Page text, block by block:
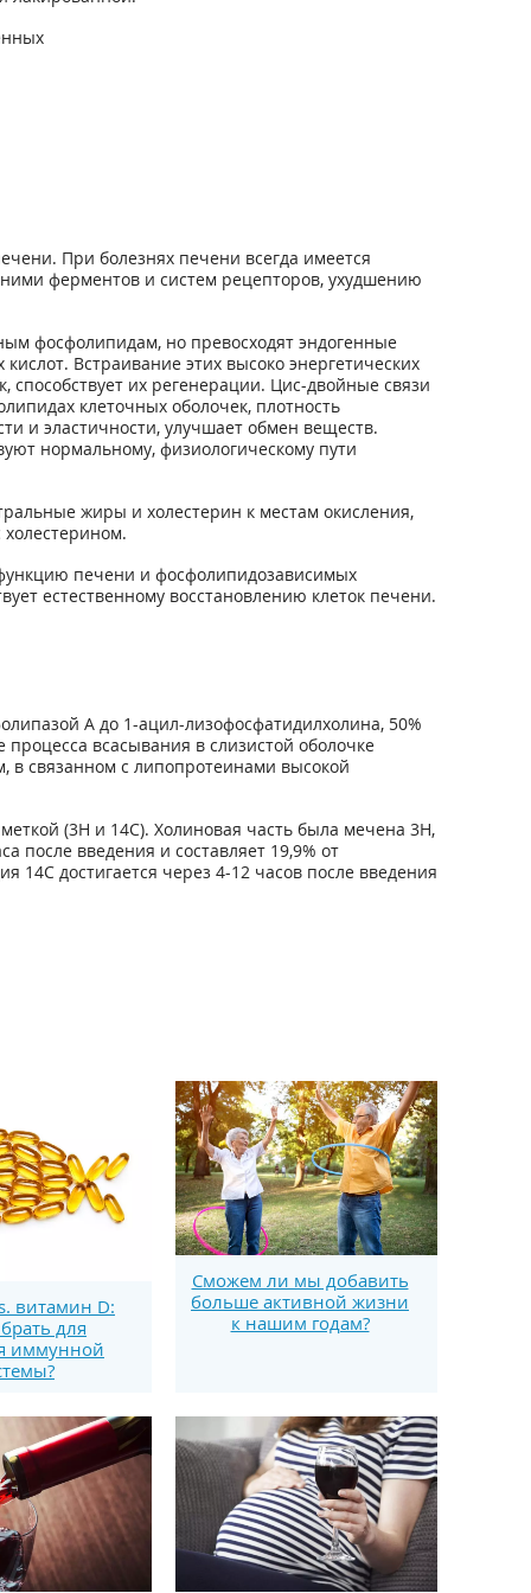
При болезнях печени всегда имеется
ферментов и систем рецепторов, ухудшению
фосфолипидам, но превосходят эндогенные
Встраивание этих высоко энергетических
способствует их регенерации. Цис-двойные связи
клеточных оболочек, плотность
и эластичности, улучшает обмен веществ.
нормальному, физиологическому пути
жиры и холестерин к местам окисления,
печени и фосфолипидозависимых
естественному восстановлению клеток печени.
А до 1-ацил-лизофосфатидилхолина, 50%
всасывания в слизистой оболочке
в связанном с липопротеинами высокой
(3Н и 14С). Холиновая часть была мечена 3Н,
после введения и составляет 19,9% от
14С достигается через 4-12 часов после введения
витамин D:
для
иммунной
Сможем ли мы добавить
больше активной жизни
к нашим годам?